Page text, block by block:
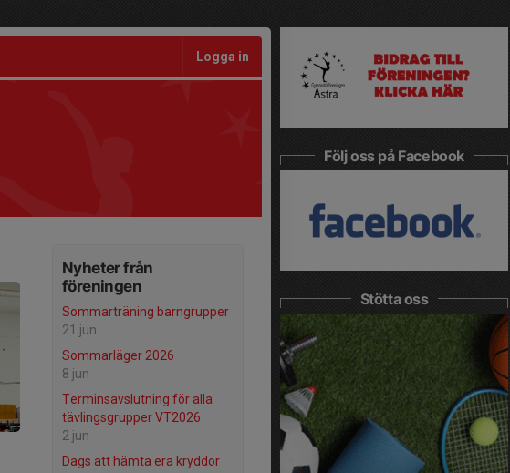
Logga in
Nyheter från
föreningen
Sommarträning barngrupper
21 jun
Sommarläger 2026
8 jun
Terminsavslutning för alla
tävlingsgrupper VT2026
2 jun
Dags att hämta era kryddor
Följ oss på Facebook
Stötta oss